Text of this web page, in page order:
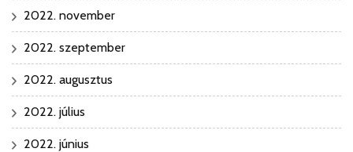
2022. november
2022. szeptember
2022. augusztus
2022. július
2022. június